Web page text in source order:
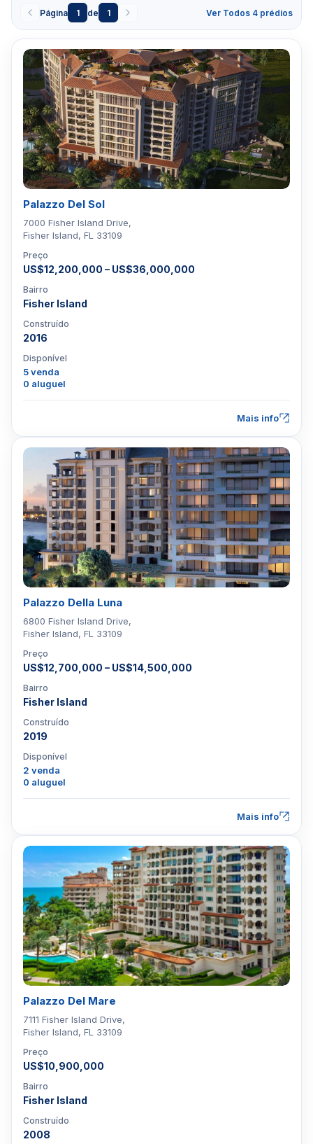
Página 1 de 1 Ver Todos 4 prédios
Palazzo Del Sol
7000 Fisher Island Drive,
Fisher Island, FL 33109
Preço
US$12,200,000 – US$36,000,000
Bairro
Fisher Island
Construído
2016
Disponível
5 venda
0 aluguel
Mais info
Palazzo Della Luna
6800 Fisher Island Drive,
Fisher Island, FL 33109
Preço
US$12,700,000 – US$14,500,000
Bairro
Fisher Island
Construído
2019
Disponível
2 venda
0 aluguel
Mais info
Palazzo Del Mare
7111 Fisher Island Drive,
Fisher Island, FL 33109
Preço
US$10,900,000
Bairro
Fisher Island
Construído
2008